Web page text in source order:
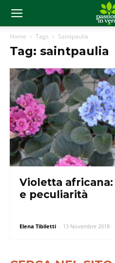
Home Tags Saintpaulia
Tag: saintpaulia
Violetta
e peculiarità
Elena Tibiletti - 13 Novembre 2018